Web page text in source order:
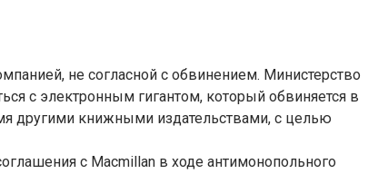
не согласной с обвинением. Министерство
с электронным гигантом, который обвиняется в
другими книжными издательствами, с целью
с Macmillan в ходе антимонопольного